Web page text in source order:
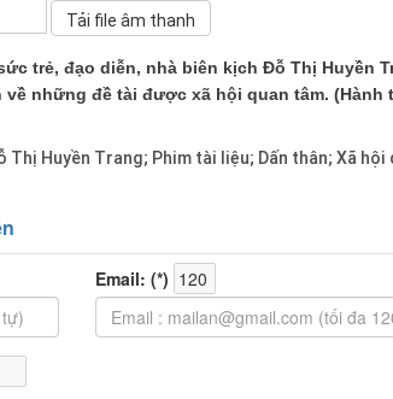
trẻ, đạo diễn, nhà biên kịch Đỗ Thị Huyền
những đề tài được xã hội quan tâm. (Hành
Thị Huyền Trang; Phim tài liệu; Dấn thân; Xã hội